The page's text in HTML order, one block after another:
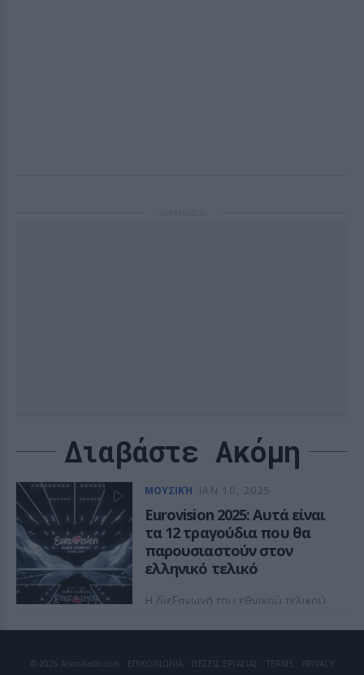
Διαβάστε Ακόμη
ΜΟΥΣΙΚΉ ΙΑΝ 10, 2025
Eurovision 2025: Αυτά είναι
τα 12 τραγούδια που θα
παρουσιαστούν στον
ελληνικό τελικό
Η διεξαγωγή του εθνικού τελικού
πραγματοποιηθεί στις 30
© 2026 ArionRadio.com ΕΠΙΚΟΙΝΩΝΙΑ ΘΕΣΕΙΣ ΕΡΓΑΣΙΑΣ TERMS PRIVACY